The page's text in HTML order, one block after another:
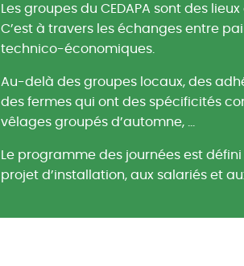
Les groupes du CEDAPA sont des
C’est à travers les échanges entre
technico-économiques.
Au-delà des groupes locaux, des
des fermes qui ont des spécificités
vêlages groupés d’automne, …
Le programme des journées est
projet d’installation, aux salariés et